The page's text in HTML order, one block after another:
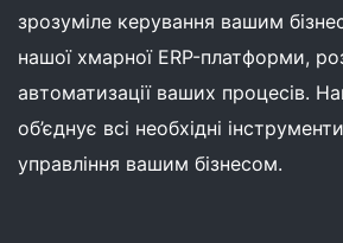
зрозуміле керування вашим
нашої хмарної ERP-платформи,
автоматизації ваших процесів.
об’єднує всі необхідні
управління вашим бізнесом.